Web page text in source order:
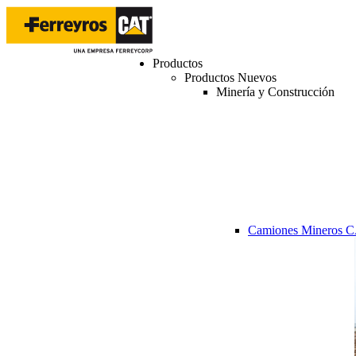
Productos
Productos Nuevos
Minería y Construcción
Camiones Mineros